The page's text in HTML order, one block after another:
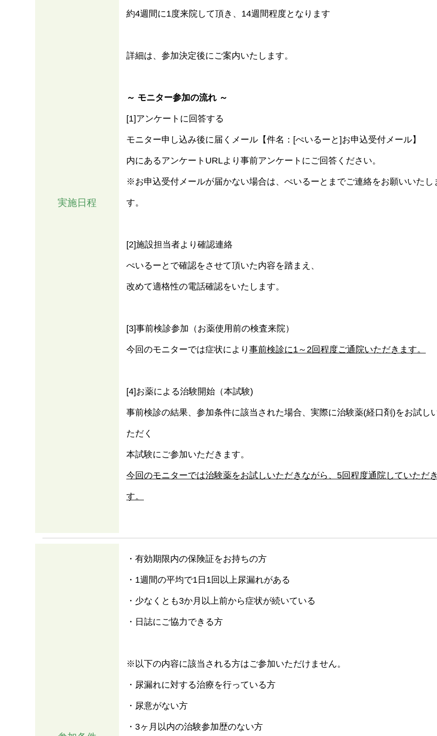
実施日程
約4週間に1度来院して頂き、14週間程度となります
詳細は、参加決定後にご案内いたします。
～ モニター参加の流れ ～
[1]アンケートに回答する
モニター申し込み後に届くメール【件名：[ぺいるーと]お申込受付メール】
内にあるアンケートURLより事前アンケートにご回答ください。
※お申込受付メールが届かない場合は、ぺいるーとまでご連絡をお願いいたし
す。
[2]施設担当者より確認連絡
ぺいるーとで確認をさせて頂いた内容を踏まえ、
改めて適格性の電話確認をいたします。
[3]事前検診参加（お薬使用前の検査来院）
今回のモニターでは症状により 事前検診に1～2回程度ご通院いただきます。
[4]お薬による治験開始（本試験)
事前検診の結果、参加条件に該当された場合、実際に治験薬(経口剤)をお試し
ただく
本試験にご参加いただきます。
今回のモニターでは治験薬をお試しいただきながら、5回程度通院していただ
す。
・有効期限内の保険証をお持ちの方
・1週間の平均で1日1回以上尿漏れがある
・少なくとも3か月以上前から症状が続いている
・日誌にご協力できる方
※以下の内容に該当される方はご参加いただけません。
・尿漏れに対する治療を行っている方
・尿意がない方
・3ヶ月以内の治験参加歴のない方